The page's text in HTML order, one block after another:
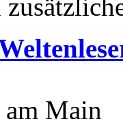
Main